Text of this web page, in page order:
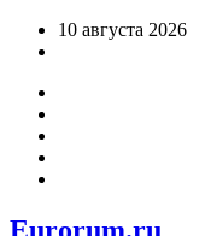
Перейти10 августа 2026